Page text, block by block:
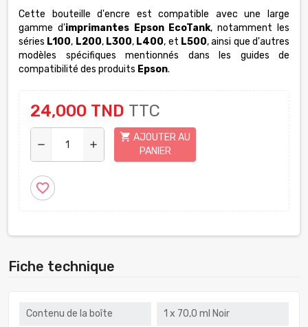
Cette bouteille d'encre est compatible avec une large
gamme d'imprimantes Epson EcoTank, notamment les
séries L100, L200, L300, L400, et L500, ainsi que d'autres
modèles spécifiques mentionnés dans les guides de
compatibilité des produits Epson.
24,000 TND TTC
remove add
shopping_cart AJOUTER AU
PANIER
favorite_border
Fiche technique
Contenu de la boîte 1 x 70,0 ml Noir